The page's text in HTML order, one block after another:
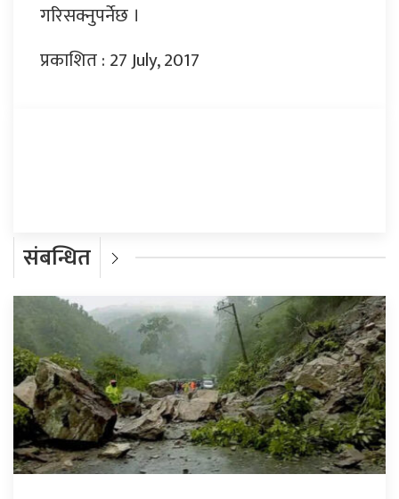
गरिसक्नुपर्नेछ ।
प्रकाशित : 27 July, 2017
संबन्धित